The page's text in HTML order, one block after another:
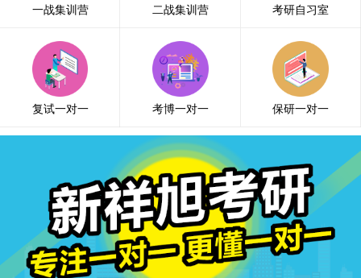
一战集训营 二战集训营 考研自习室
复试一对一 考博一对一 保研一对一